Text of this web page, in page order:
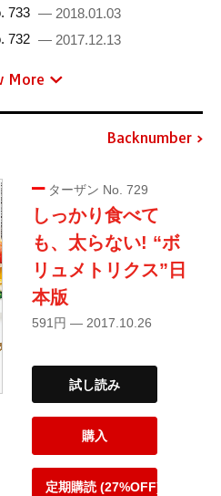
733 — 2018.01.03
732 — 2017.12.13
More
Backnumber
ターザン No. 729
しっかり食べて
も、太らない! “ボ
リュメトリクス”日
本版
591円 — 2017.10.26
試し読み
購入
定期購読 (27%OFF)